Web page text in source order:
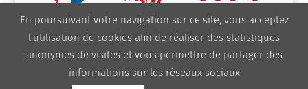
En poursuivant votre navigation sur ce site, vous acceptez
l'utilisation de cookies afin de réaliser des statistiques
anonymes de visites et vous permettre de partager des
informations sur les réseaux sociaux